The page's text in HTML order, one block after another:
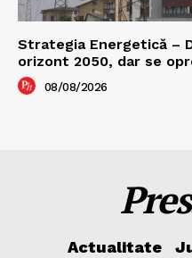
Strategia Energetică –
orizont 2050, dar se
08/08/2026
Actualitate